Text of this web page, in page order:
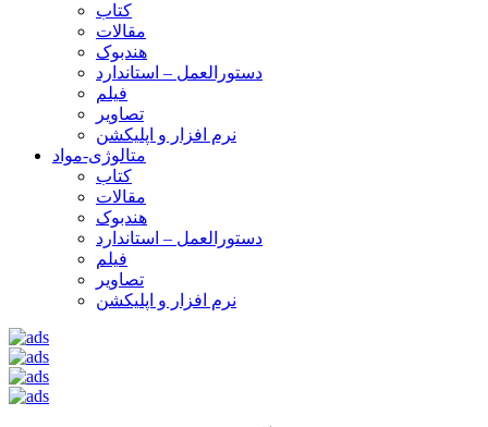
کتاب
مقالات
هندبوک
دستورالعمل – استاندارد
فیلم
تصاویر
نرم افزار و اپلیکشن
متالوژی-مواد
کتاب
مقالات
هندبوک
دستورالعمل – استاندارد
فیلم
تصاویر
نرم افزار و اپلیکشن